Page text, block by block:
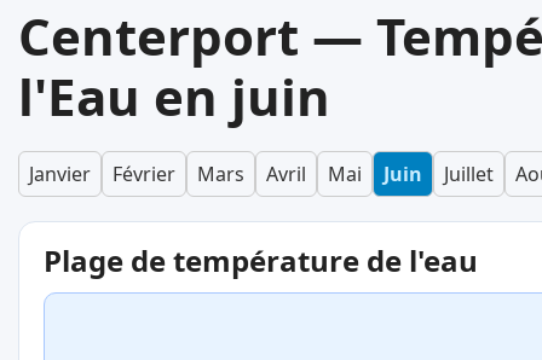
Centerport —
l'Eau en juin
Janvier Février Mars Avril Mai Juin Juillet
Plage de température de l'eau